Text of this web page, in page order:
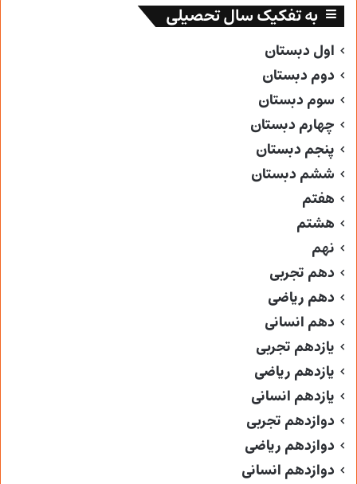
به تفکیک سال تحصیلی
اول دبستان
دوم دبستان
سوم دبستان
چهارم دبستان
پنجم دبستان
ششم دبستان
هفتم
هشتم
نهم
دهم تجربی
دهم ریاضی
دهم انسانی
یازدهم تجربی
یازدهم ریاضی
یازدهم انسانی
دوازدهم تجربی
دوازدهم ریاضی
دوازدهم انسانی